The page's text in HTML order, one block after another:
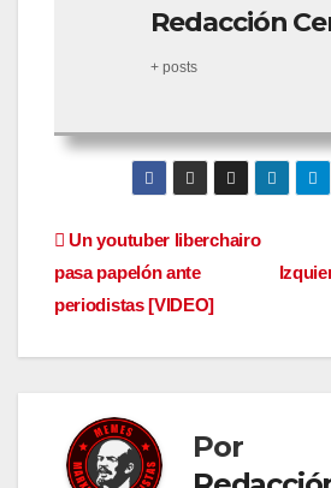
Redacción
+ posts
Navegación
de
entradas
Un youtuber liberchairo
pasa papelón ante
periodistas [VIDEO]
Por